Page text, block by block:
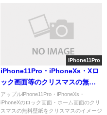
iPhone11Pro
iPhone11Pro・iPhoneXs・Xロ
ック画面等のクリスマスの無料
壁紙配信中
アップルiPhone11Pro・iPhoneXs・
iPhoneXのロック画面・ホーム画面のクリ
スマスの無料壁紙をクリスマスのイメージ